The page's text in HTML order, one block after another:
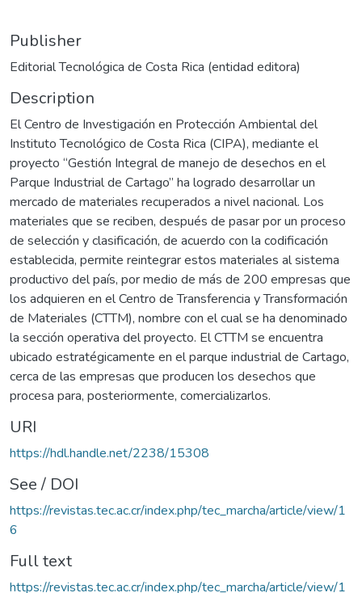
Publisher
Editorial Tecnológica de Costa Rica (entidad editora)
Description
El Centro de Investigación en Protección Ambiental del
Instituto Tecnológico de Costa Rica (CIPA), mediante el
proyecto “Gestión Integral de manejo de desechos en el
Parque Industrial de Cartago” ha logrado desarrollar un
mercado de materiales recuperados a nivel nacional. Los
materiales que se reciben, después de pasar por un proceso
de selección y clasificación, de acuerdo con la codificación
establecida, permite reintegrar estos materiales al sistema
productivo del país, por medio de más de 200 empresas que
los adquieren en el Centro de Transferencia y Transformación
de Materiales (CTTM), nombre con el cual se ha denominado
la sección operativa del proyecto. El CTTM se encuentra
ubicado estratégicamente en el parque industrial de Cartago,
cerca de las empresas que producen los desechos que
procesa para, posteriormente, comercializarlos.
URI
https://hdl.handle.net/2238/15308
See / DOI
https://revistas.tec.ac.cr/index.php/tec_marcha/article/view/1
6
Full text
https://revistas.tec.ac.cr/index.php/tec_marcha/article/view/1